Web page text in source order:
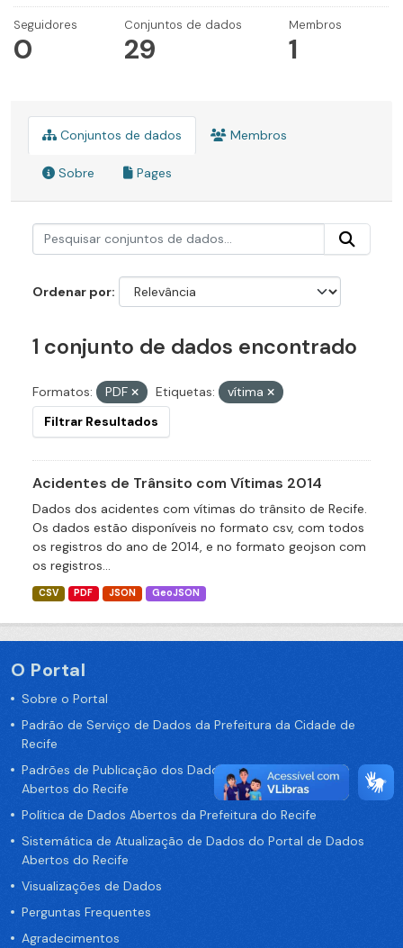
Seguidores
0
Conjuntos de dados
29
Membros
1
Conjuntos de dados Membros
Sobre Pages
Ordenar por
1 conjunto de dados encontrado
Formatos: PDF Etiquetas:
vítima
Filtrar Resultados
Acidentes de Trânsito com Vítimas 2014
Dados dos acidentes com vítimas do trânsito de Recife.
Os dados estão disponíveis no formato csv, com todos
os registros do ano de 2014, e no formato geojson com
os registros...
CSV PDF JSON GeoJSON
O Portal
Sobre o Portal
Padrão de Serviço de Dados da Prefeitura da Cidade de
Recife
Padrões de Publicação dos Dados no Portal de Dados
Abertos do Recife
Política de Dados Abertos da Prefeitura do Recife
Sistemática de Atualização de Dados do Portal de Dados
Abertos do Recife
Visualizações de Dados
Perguntas Frequentes
Agradecimentos